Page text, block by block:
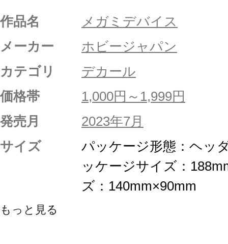
作品名
メガミデバイス
メーカー
ホビージャパン
カテゴリ
デカール
価格帯
1,000円～1,999円
発売月
2023年7月
サイズ
パッケージ形態：ヘッ
ッケージサイズ：
ズ：140mm×90mm
もっと見る